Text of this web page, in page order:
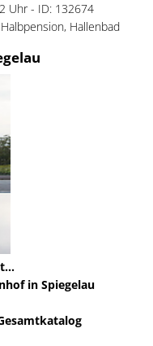
Uhr - ID: 132674
Hallenbad
in Spiegelau